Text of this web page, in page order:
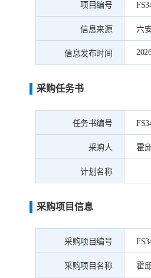
项目编号
信息来源 六
信息发布时间
采购任务书
任务书编号
采购人 霍
计划名称
采购项目信息
采购项目编号
采购项目名称 霍